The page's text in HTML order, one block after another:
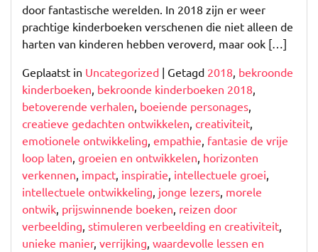
uit
2018
door fantastische werelden. In 2018 zijn er weer
prachtige kinderboeken verschenen die niet alleen de
harten van kinderen hebben veroverd, maar ook […]
Geplaatst in Uncategorized | Getagd 2018, bekroonde
kinderboeken, bekroonde kinderboeken 2018,
betoverende verhalen, boeiende personages,
creatieve gedachten ontwikkelen, creativiteit,
emotionele ontwikkeling, empathie, fantasie de vrije
loop laten, groeien en ontwikkelen, horizonten
verkennen, impact, inspiratie, intellectuele groei,
intellectuele ontwikkeling, jonge lezers, morele
ontwik, prijswinnende boeken, reizen door
verbeelding, stimuleren verbeelding en creativiteit,
unieke manier, verrijking, waardevolle lessen en